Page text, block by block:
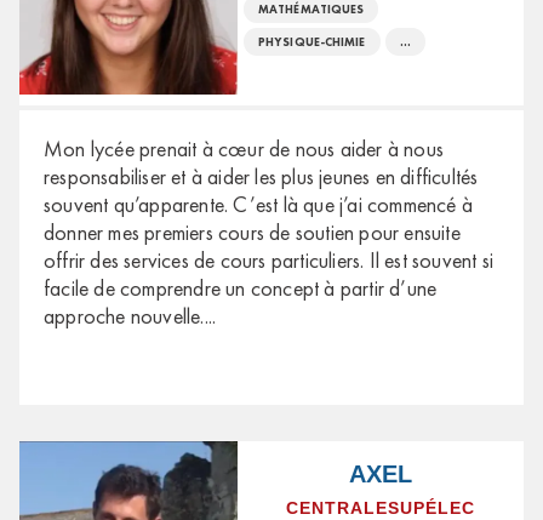
MATHÉMATIQUES
PHYSIQUE-CHIMIE ...
Mon lycée prenait à cœur de nous aider à nous
responsabiliser et à aider les plus jeunes en difficultés
souvent qu’apparente. C’est là que j’ai commencé à
donner mes premiers cours de soutien pour ensuite
offrir des services de cours particuliers. Il est souvent si
facile de comprendre un concept à partir d’une
approche nouvelle....
AXEL
CENTRALESUPÉLEC